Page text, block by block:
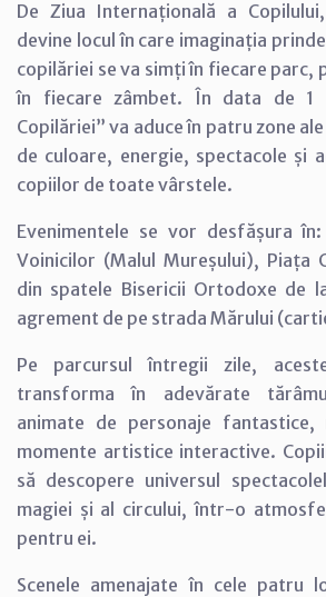
De Ziua Internațională a
devine locul în care imaginația
copilăriei se va simți în fiecare parc,
în fiecare zâmbet. În data de 1
Copilăriei” va aduce în patru zone
de culoare, energie, spectacole și
copiilor de toate vârstele.
Evenimentele se vor desfășura
Voinicilor (Malul Mureșului), Piața
din spatele Bisericii Ortodoxe de
agrement de pe strada Mărului
Pe parcursul întregii zile,
transforma în adevărate
animate de personaje fantastice,
momente artistice interactive.
să descopere universul
magiei și al circului, într-o
pentru ei.
Scenele amenajate în cele patru